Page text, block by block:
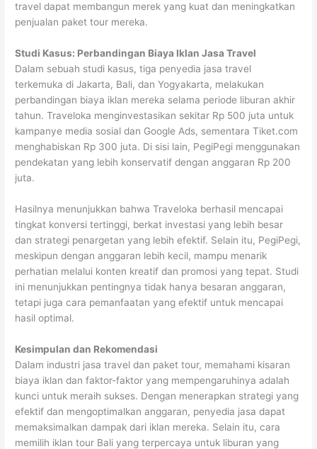
travel dapat membangun merek yang kuat dan meningkatkan
penjualan paket tour mereka.
Studi Kasus: Perbandingan Biaya Iklan Jasa Travel
Dalam sebuah studi kasus, tiga penyedia jasa travel
terkemuka di Jakarta, Bali, dan Yogyakarta, melakukan
perbandingan biaya iklan mereka selama periode liburan akhir
tahun. Traveloka menginvestasikan sekitar Rp 500 juta untuk
kampanye media sosial dan Google Ads, sementara Tiket.com
menghabiskan Rp 300 juta. Di sisi lain, PegiPegi menggunakan
pendekatan yang lebih konservatif dengan anggaran Rp 200
juta.
Hasilnya menunjukkan bahwa Traveloka berhasil mencapai
tingkat konversi tertinggi, berkat investasi yang lebih besar
dan strategi penargetan yang lebih efektif. Selain itu, PegiPegi,
meskipun dengan anggaran lebih kecil, mampu menarik
perhatian melalui konten kreatif dan promosi yang tepat. Studi
ini menunjukkan pentingnya tidak hanya besaran anggaran,
tetapi juga cara pemanfaatan yang efektif untuk mencapai
hasil optimal.
Kesimpulan dan Rekomendasi
Dalam industri jasa travel dan paket tour, memahami kisaran
biaya iklan dan faktor-faktor yang mempengaruhinya adalah
kunci untuk meraih sukses. Dengan menerapkan strategi yang
efektif dan mengoptimalkan anggaran, penyedia jasa dapat
memaksimalkan dampak dari iklan mereka. Selain itu, cara
memilih iklan tour Bali yang terpercaya untuk liburan yang